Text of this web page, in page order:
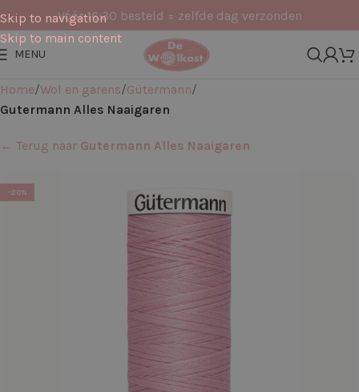
Skip to navigation
Skip to main content
Vóór 16:30 besteld = zelfde dag verzonden
MENU
Home Wol en garens Gütermann
Gutermann Alles Naaigaren
← Terug naar Gutermann Alles Naaigaren
-20%